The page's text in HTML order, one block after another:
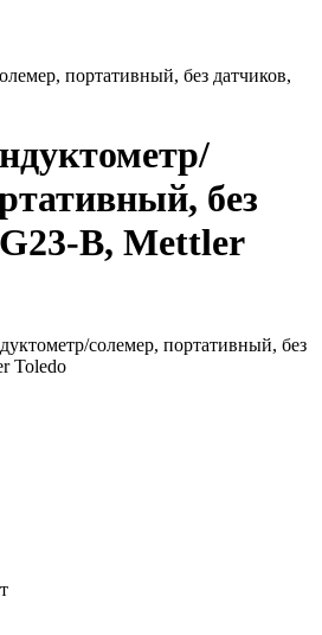
портативный, без датчиков,
без
B, Mettler